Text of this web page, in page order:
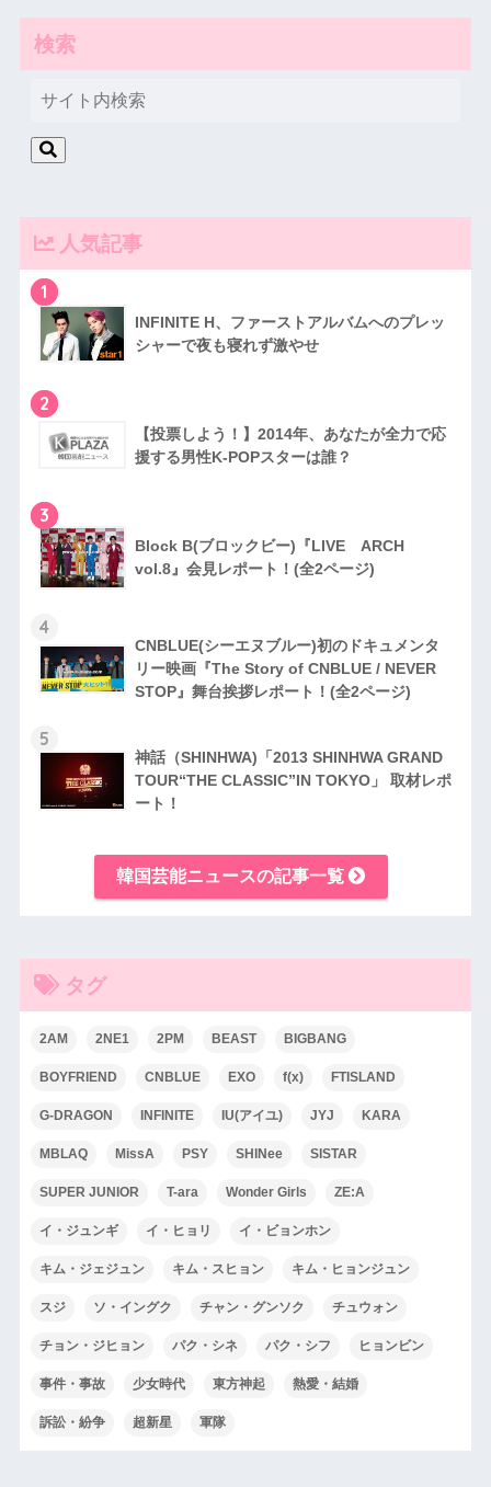
検索
人気記事
1
INFINITE H、ファーストアルバムへのプレッ
シャーで夜も寝れず激やせ
2
【投票しよう！】2014年、あなたが全力で応
援する男性K-POPスターは誰？
3
Block B(ブロックビー)『LIVE ARCH
vol.8』会見レポート！(全2ページ)
4
CNBLUE(シーエヌブルー)初のドキュメンタ
リー映画『The Story of CNBLUE / NEVER
STOP』舞台挨拶レポート！(全2ページ)
5
神話（SHINHWA)「2013 SHINHWA GRAND
TOUR“THE CLASSIC”IN TOKYO」 取材レポ
ート！
韓国芸能ニュースの記事一覧
タグ
2AM 2NE1 2PM BEAST BIGBANG
BOYFRIEND CNBLUE EXO f(x) FTISLAND
G-DRAGON INFINITE IU(アイユ) JYJ KARA
MBLAQ MissA PSY SHINee SISTAR
SUPER JUNIOR T-ara Wonder Girls ZE:A
イ・ジュンギ イ・ヒョリ イ・ビョンホン
キム・ジェジュン キム・スヒョン キム・ヒョンジュン
スジ ソ・イングク チャン・グンソク チュウォン
チョン・ジヒョン パク・シネ パク・シフ ヒョンビン
事件・事故 少女時代 東方神起 熱愛・結婚
訴訟・紛争 超新星 軍隊